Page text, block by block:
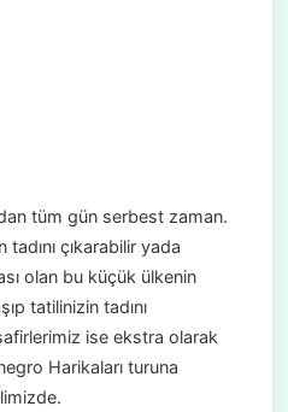
tüm gün serbest zaman.
çıkarabilir yada
olan bu küçük ülkenin
tatilinizin tadını
ise ekstra olarak
Harikaları turuna